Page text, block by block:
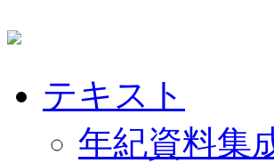
テキスト
年紀資料集